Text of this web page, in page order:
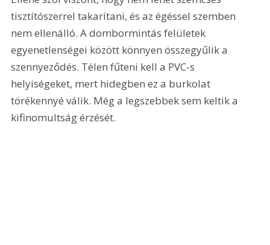
tisztítószerrel takarítani, és az égéssel szemben
nem ellenálló. A dombormintás felületek
egyenetlenségei között könnyen összegyűlik a
szennyeződés. Télen fűteni kell a PVC-s
helyiségeket, mert hidegben ez a burkolat
törékennyé válik. Még a legszebbek sem keltik a
kifinomultság érzését.